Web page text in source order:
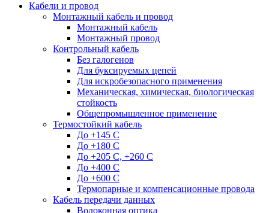
Кабели и провод
Монтажный кабель и провод
Монтажный кабель
Монтажный провод
Контрольный кабель
Без галогенов
Для буксируемых цепей
Для искробезопасного применения
Механическая, химическая, биологическая
стойкость
Общепромышленное применение
Термостойкий кабель
До +145 С
До +180 C
До +205 С, +260 С
До +400 C
До +600 С
Термопарные и компенсационные провода
Кабель передачи данных
Волоконная оптика